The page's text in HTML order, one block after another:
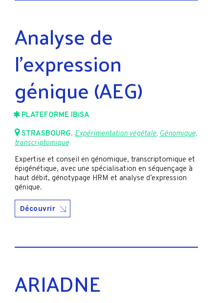
Analyse de
l’expression
génique (AEG)
PLATEFORME IBiSA
STRASBOURG, Expérimentation végétale, Génomique,
transcriptomique
Expertise et conseil en génomique, transcriptomique et
épigénétique, avec une spécialisation en séquençage à
haut débit, génotypage HRM et analyse d’expression
génique.
Découvrir
ARIADNE